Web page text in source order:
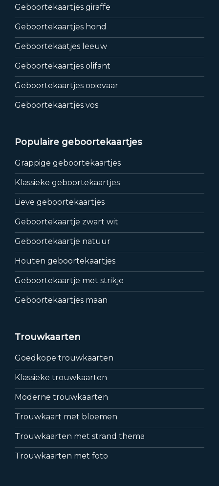
Geboortekaartjes giraffe
Geboortekaartjes hond
Geboortekaatjes leeuw
Geboortekaartjes olifant
Geboortekaartjes ooievaar
Geboortekaartjes vos
Populaire geboortekaartjes
Grappige geboortekaartjes
Klassieke geboortekaartjes
Lieve geboortekaartjes
Geboortekaartje zwart wit
Geboortekaartje natuur
Houten geboortekaartjes
Geboortekaartje met strikje
Geboortekaartjes maan
Trouwkaarten
Goedkope trouwkaarten
Klassieke trouwkaarten
Moderne trouwkaarten
Trouwkaart met bloemen
Trouwkaarten met strand thema
Trouwkaarten met foto